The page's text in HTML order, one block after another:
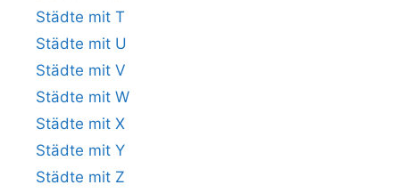
Städte mit T
Städte mit U
Städte mit V
Städte mit W
Städte mit X
Städte mit Y
Städte mit Z